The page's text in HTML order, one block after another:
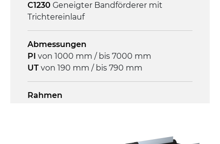
C1230 Geneigter Bandförderer mit
Trichtereinlauf
Abmessungen
PI von 1000 mm / bis 7000 mm
UT von 190 mm / bis 790 mm
Rahmen